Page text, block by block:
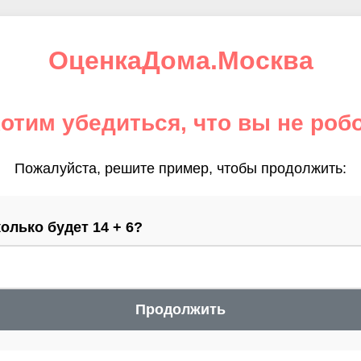
ОценкаДома.Москва
убедиться, что вы не
Пожалуйста, решите пример, чтобы продолжить:
будет 14 + 6?
Продолжить